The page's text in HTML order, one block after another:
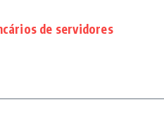
de servidores